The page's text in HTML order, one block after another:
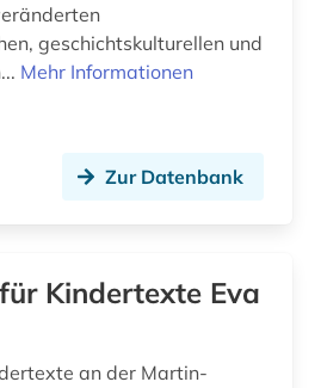
studies (3)
gerichtsentscheidung (1)
geschichtskulturellen und
Mehr Informationen
Zur Datenbank
Kindertexte Eva
an der Martin-